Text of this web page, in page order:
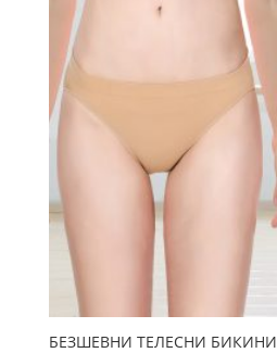
БЕЗШЕВНИ ТЕЛЕСНИ БИКИНИ